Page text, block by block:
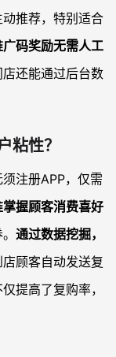
推荐，特别适合
广码奖励无需人工
店还能通过后台数
粘性？
注册APP，仅需
握顾客消费喜好
通过数据挖掘，
顾客自动发送复
提高了复购率，